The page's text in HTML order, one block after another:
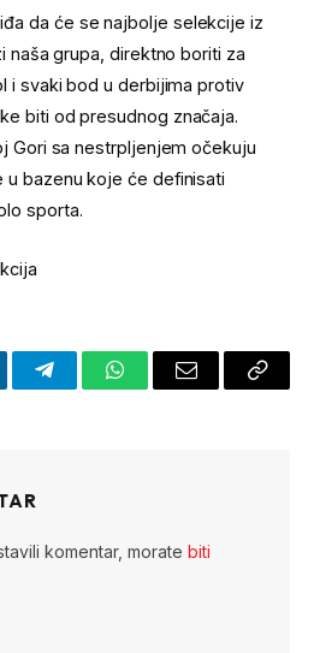
da će se najbolje selekcije iz
naša grupa, direktno boriti za
i svaki bod u derbijima protiv
biti od presudnog značaja.
Gori sa nestrpljenjem očekuju
bazenu koje će definisati
sporta.
TelegramWhatsAppEmail
Copy
komentar, morate biti